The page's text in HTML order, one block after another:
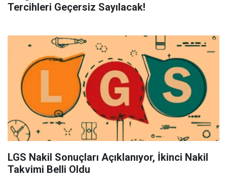
Tercihleri Geçersiz Sayılacak!
LGS Nakil Sonuçları Açıklanıyor, İkinci Nakil
Takvimi Belli Oldu